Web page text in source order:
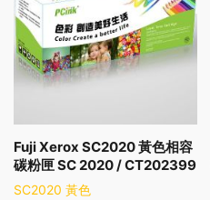
Fuji Xerox SC2020 黃色相容
碳粉匣 SC 2020 / CT202399
SC2020 黃色